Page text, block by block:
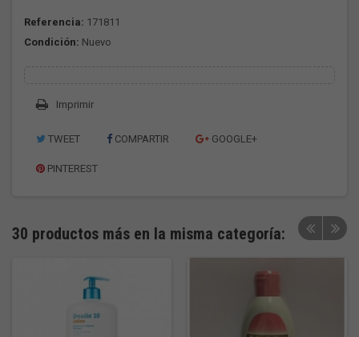
Referencia: 171811
Condición: Nuevo
Imprimir
TWEET COMPARTIR GOOGLE+
PINTEREST
30 productos más en la misma categoría: